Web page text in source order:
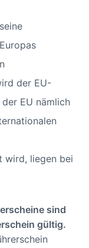
der EU-
EU nämlich
wird, liegen bei
sind
gültig.